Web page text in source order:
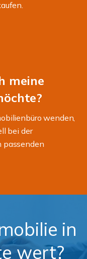
meine
wenden,
bei der
passenden
in
wert?